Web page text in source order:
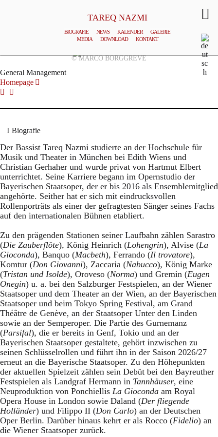
TAREQ NAZMI
BIOGRAFIE NEWS KALENDER
GALERIE
MEDIA
DOWNLOAD KONTAKT
© MARCO BORGGREVE
General Management
Homepage
Biografie
Der Bassist Tareq Nazmi studierte an der Hochschule für
Musik und Theater in München bei Edith Wiens und
Christian Gerhaher und wurde privat von Hartmut Elbert
unterrichtet. Seine Karriere begann im Opernstudio der
Bayerischen Staatsoper, der er bis 2016 als Ensemblemitglied
angehörte. Seither hat er sich mit eindrucksvollen
Rollenporträts als einer der gefragtesten Sänger seines Fachs
auf den internationalen Bühnen etabliert.
Zu den prägenden Stationen seiner Laufbahn zählen Sarastro
(Die Zauberflöte), König Heinrich (Lohengrin), Alvise (La
Gioconda), Banquo (Macbeth), Ferrando (Il trovatore),
Komtur (Don Giovanni), Zaccaria (Nabucco), König Marke
(Tristan und Isolde), Oroveso (Norma) und Gremin (Eugen
Onegin) u. a. bei den Salzburger Festspielen, an der Wiener
Staatsoper und dem Theater an der Wien, an der Bayerischen
Staatsoper und beim Tokyo Spring Festival, am Grand
Théâtre de Genève, an der Staatsoper Unter den Linden
sowie an der Semperoper. Die Partie des Gurnemanz
(Parsifal), die er bereits in Genf, Tokio und an der
Bayerischen Staatsoper gestaltete, gehört inzwischen zu
seinen Schlüsselrollen und führt ihn in der Saison 2026/27
erneut an die Bayerische Staatsoper. Zu den Höhepunkten
der aktuellen Spielzeit zählen sein Debüt bei den Bayreuther
Festspielen als Landgraf Hermann in Tannhäuser, eine
Neuproduktion von Ponchiellis La Gioconda am Royal
Opera House in London sowie Daland (Der fliegende
Holländer) und Filippo II (Don Carlo) an der Deutschen
Oper Berlin. Darüber hinaus kehrt er als Rocco (Fidelio) an
die Wiener Staatsoper zurück.